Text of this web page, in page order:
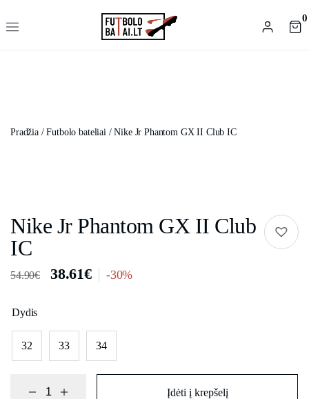
0
Pradžia/Futbolo bateliai/ Nike Jr Phantom GX II Club IC
Nike Jr Phantom GX II Club
IC
54.90€ 38.61€ -30%
Dydis
32 33 34
Įdėti į krepšelį